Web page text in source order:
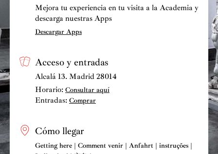
Mejora tu experiencia en tu visita a la Academia y
descarga nuestras Apps
Descargar Apps
Acceso y entradas
Alcalá 13. Madrid 28014
Horario: Consultar aquí
Entradas: Comprar
Cómo llegar
Getting here | Comment venir | Anfahrt | instruções |